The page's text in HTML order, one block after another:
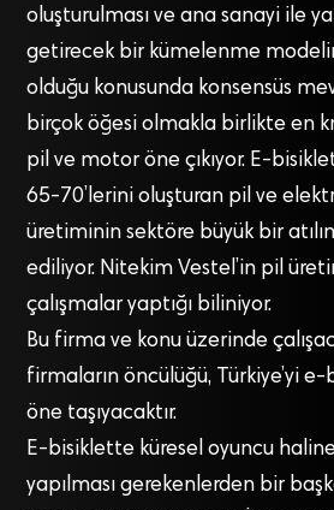
oluşturulması ve ana sanayi ile
getirecek bir kümelenme
olduğu konusunda konsensüs
birçok öğesi olmakla birlikte en
pil ve motor öne çıkıyor. E-
65-70’lerini oluşturan pil ve
üretiminin sektöre büyük bir
ediliyor. Nitekim Vestel’in pil
çalışmalar yaptığı biliniyor.
Bu firma ve konu üzerinde
firmaların öncülüğü, Türkiye’yi
öne taşıyacaktır.
E-bisiklette küresel oyuncu
yapılması gerekenlerden bir